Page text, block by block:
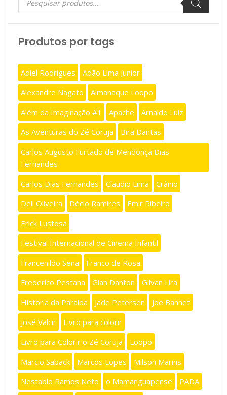
produtos
Produtos por tags
Adiel Rodrigues
Adão Lima Junior
Alexandre Nagato
Almanaque Loopo
Além da Imaginação #1
Apache
Arnaldo Luiz
As Aventuras do Zé Coruja
Bira Dantas
Carlos Augusto Furtado de Mendonça Dias
Fernandes
Carlos Dias Fernandes
Claudio Lima
Crânio
Dell Oliveira
Décio Ramires
Emir Ribeiro
Erick Lustosa
Festival Internacional de Cinema Infantil
Francenildo Sena
Franco de Rosa
Frederico Pestana
Gian Danton
Gilvan Lira
Historia da Paraíba
Jade Petersen
Joe Bannet
José Valcir
Livro para colorir
Livro para Colorir o Zé Coruja
Loopo
Marcio Saback
Marcos Lopes
Milson Marins
Nestablo Ramos Neto
o Mamanguapense
PADA